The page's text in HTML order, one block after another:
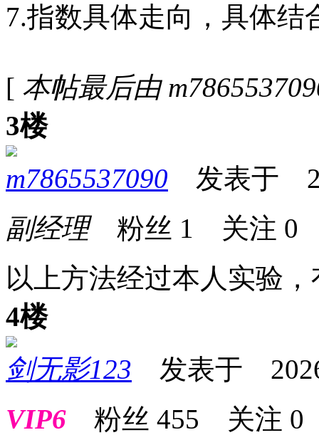
7.指数具体走向，具体结
[ 本帖最后由
3楼
m7865537090 发表于
副经理粉丝 1 关注 0
以上方法经过本人实验
4楼
剑无影123 发表于
VIP6 粉丝 455 关注 0